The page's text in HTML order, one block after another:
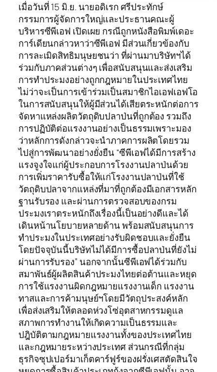
เมื่อวันที่ 15 มิ.ย. นายอดิเรก ศรีประทักษ์
กรรมการผู้จัดการใหญ่และประธานคณะผู้
บริหารซีพีเอฟ เปิดเผย กรณีถูกหนังสือพิมพ์เดอะ
การ์เดียนกล่าวหาว่าซีพีเอฟ มีส่วนเกี่ยวข้องกับ
การละเมิดสิทธิมนุษยชนว่า ที่ผ่านมาบริษัทฯได้
ร่วมกับภาคส่วนต่างๆ เพื่อสนับสนุนและส่งเสริม
การทำประมงอย่างถูกกฎหมายในประเทศไทย
ไม่ว่าจะเป็นการเข้าร่วมเป็นสมาชิกไอเอฟเอฟโอ
ในการสนับสนุนให้ผู้มีส่วนได้เสียตระหนักต่อการ
จัดหาแหล่งผลิตวัตถุดิบปลาป่นที่ถูกต้อง รวมถึง
การปฏิบัติต่อแรงงานอย่างเป็นธรรมเพราะมอง
ว่าหลักการดังกล่าวจะนำภาคการผลิตโดยรวม
ไปสู่การพัฒนาอย่างยั่งยืน “ซีพีเอฟได้มีการสร้าง
แรงจูงใจแก่ผู้ประกอบการโรงงานปลาป่นด้วย
การเพิ่มราคารับซื้อให้แก่โรงงานปลาป่นที่ใช้
วัตถุดิบปลาจากแหล่งที่มาที่ถูกต้องมีเอกสารหลัก
ฐานรับรอง และผ่านการตรวจสอบของกรม
ประมงเราตระหนักถึงเรื่องนี้เป็นอย่างดีและได้
เดินหน้านโยบายหลายด้าน พร้อมสนับสนุนการ
ทำประมงในประเทศอย่างรับผิดชอบและยั่งยืน
โดยปัจจุบันนี้บริษัทไม่ได้มีการซื้อปลาป่นที่ยังไม่
ผ่านการรับรอง” นอกจากนั้นซีพีเอฟได้ร่วมกับ
สมาพันธ์ผู้ผลิตสินค้าประมงไทยต่อต้านและหยุด
การใช้แรงงานผิดกฎหมายแรงงานเด็ก แรงงาน
ทาสและการค้ามนุษย์ฯโดยมีวัตถุประสงค์หลัก
เพื่อส่งเสริมให้ตลอดห่วงโซ่อุตสาหกรรมดูแล
สภาพการทำงานให้เกิดความเป็นธรรมและ
ปฎิบัติตามกฎหมายแรงงานทั้งของประเทศไทย
และกฎหมายระหว่างประเทศ ส่วนกรณีที่กลุ่ม
ธุรกิจซุปเปอร์มาเก็ตคาร์ฟูร์ของฝรั่งเศสตัดสินใจ